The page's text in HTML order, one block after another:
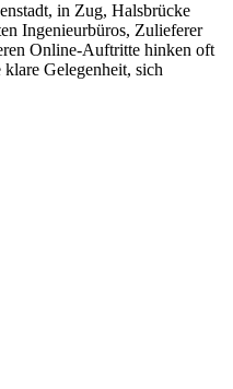
in Zug, Halsbrücke
Ingenieurbüros, Zulieferer
Online-Auftritte hinken oft
Gelegenheit, sich